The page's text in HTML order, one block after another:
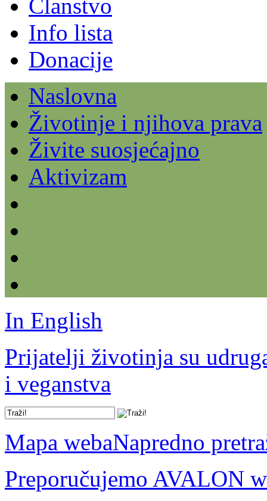
Članstvo
Info lista
Donacije
Naslovna
Životinje i njihova prava
Živite suosjećajno
Aktivizam
In English
Prijatelji životinja su
i veganstva
Mapa webaNapredno
Preporučujemo AVALON